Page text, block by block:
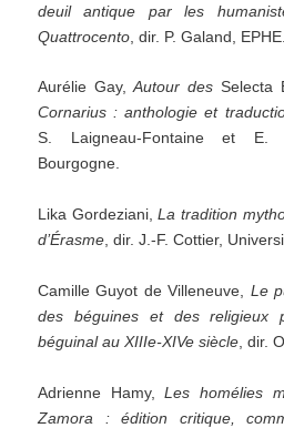
deuil antique par les
Quattrocento , dir. P. Galand, EPHE.
Aurélie Gay,Autour des Selecta
Cornarius : anthologie et
S. Laigneau-Fontaine et E.
Bourgogne.
Lika Gordeziani,La tradition
d’Érasme , dir. J.-F. Cottier,
Camille Guyot de Villeneuve, Le
des béguines et des religieux
béguinal au XIIIe-XIVe siècle , dir.
Adrienne Hamy,Les homélies
Zamora : édition critique,